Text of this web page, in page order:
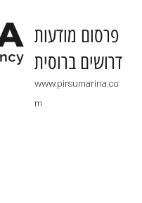
​פרסום מודעות
דרושים ברוסית
www.pirsumarina.co
m